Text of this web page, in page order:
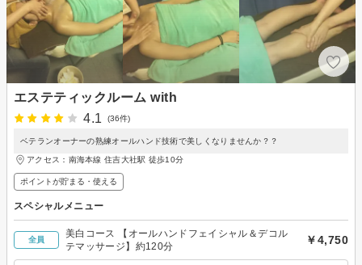
エステティックルーム with
4.1
(36件)
ベテランオーナーの熟練オールハンド技術で美しくなりませんか？？
アクセス：南海本線 住吉大社駅 徒歩10分
ポイントが貯まる・使える
スペシャルメニュー
全員
美白コース 【オールハンドフェイシャル＆デコル
テマッサージ】約120分
￥4,750